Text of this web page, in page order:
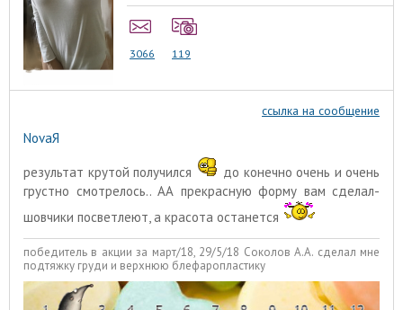
3066 119
ссылка на сообщение
NovaЯ
результат крутой получился
до конечно очень и очень
грустно смотрелось.. АА прекрасную форму вам сделал-
шовчики посветлеют, а красота останется
победитель в акции за март/18, 29/5/18 Соколов А.А. сделал мне
подтяжку груди и верхнюю блефаропластику